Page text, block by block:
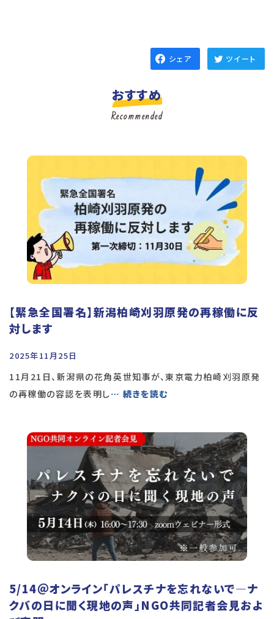
シェア ツイート
おすすめ
Recommended
【緊急全国署名】新潟柏崎刈羽原発の再稼働に反
対します
2025年11月25日
11月21日、新潟県の花角英世知事が、東京電力柏崎刈羽原発
の再稼働の容認を表明し… 続きを読む
5/14＠オンライン「パレスチナを忘れないで―ナ
クバの日に聞く現地の声」NGO共同記者会見およ